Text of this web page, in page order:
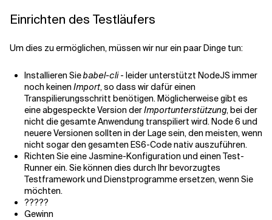
Einrichten des Testläufers
Um dies zu ermöglichen, müssen wir nur ein paar Dinge tun:
Installieren Siebabel-cli- leider unterstützt NodeJS immer
noch keinen Import, so dass wir dafür einen
Transpilierungsschritt benötigen. Möglicherweise gibt es
eine abgespeckte Version derImportunterstützung, bei der
nicht die gesamte Anwendung transpiliert wird. Node 6 und
neuere Versionen sollten in der Lage sein, den meisten, wenn
nicht sogar den gesamten ES6-Code nativ auszuführen.
Richten Sie eine Jasmine-Konfiguration und einen Test-
Runner ein. Sie können dies durch Ihr bevorzugtes
Testframework und Dienstprogramme ersetzen, wenn Sie
möchten.
?????
Gewinn